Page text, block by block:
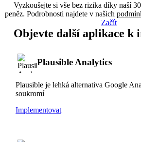
Vyzkoušejte si vše bez rizika díky naší
peněz. Podrobnosti najdete v našich
Začít
Objevte další aplikace k
Plausible Analytics
Plausible je lehká alternativa Google
soukromí
Implementovat